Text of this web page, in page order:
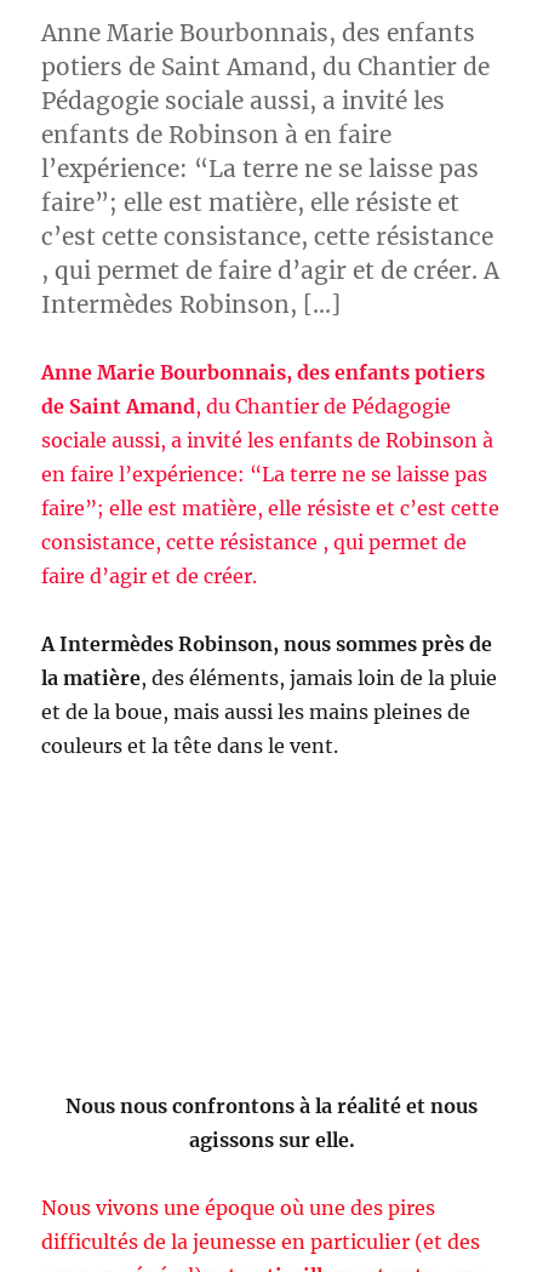
Anne Marie Bourbonnais, des enfants
potiers de Saint Amand, du Chantier de
Pédagogie sociale aussi, a invité les
enfants de Robinson à en faire
l’expérience: “La terre ne se laisse pas
faire”; elle est matière, elle résiste et
c’est cette consistance, cette résistance
, qui permet de faire d’agir et de créer. A
Intermèdes Robinson, […]
Anne Marie Bourbonnais, des enfants potiers
de Saint Amand, du Chantier de Pédagogie
sociale aussi, a invité les enfants de Robinson à
en faire l’expérience: “La terre ne se laisse pas
faire”; elle est matière, elle résiste et c’est cette
consistance, cette résistance , qui permet de
faire d’agir et de créer.
A Intermèdes Robinson, nous sommes près de
la matière, des éléments, jamais loin de la pluie
et de la boue, mais aussi les mains pleines de
couleurs et la tête dans le vent.
l’impuissance à agiret à faire. Un certain ordre
sanitaire et sécuritaire voudrait bien nous voir
peu “habitants” que possible, aussi peu vivants
qu’il se peut.